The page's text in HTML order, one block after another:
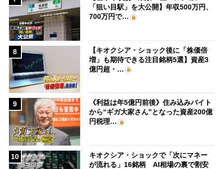
「狙い目駅」を大公開】年収500万円、
700万円で…
8
【キオクシア・ショック後に「株価倍
増」も期待できる注目銘柄5選】資産3
億円超・…
9
《利益は年5億円前後》住み込みバイト
から“ギガ大家さん”となった資産200億
円税理…
10
キオクシア・ショックで「次にマネー
が流れる」16銘柄 AI相場の裏で割安